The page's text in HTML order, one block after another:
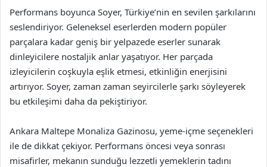
Performans boyunca Soyer, Türkiye’nin en sevilen şarkılarını
seslendiriyor. Geleneksel eserlerden modern popüler
parçalara kadar geniş bir yelpazede eserler sunarak
dinleyicilere nostaljik anlar yaşatıyor. Her parçada
izleyicilerin coşkuyla eşlik etmesi, etkinliğin enerjisini
artırıyor. Soyer, zaman zaman seyircilerle şarkı söyleyerek
bu etkileşimi daha da pekiştiriyor.
Ankara Maltepe Monaliza Gazinosu, yeme-içme seçenekleri
ile de dikkat çekiyor. Performans öncesi veya sonrası
misafirler, mekanın sunduğu lezzetli yemeklerin tadını